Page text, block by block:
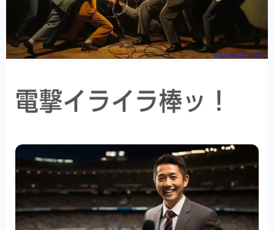
電撃イライラ棒ッ！